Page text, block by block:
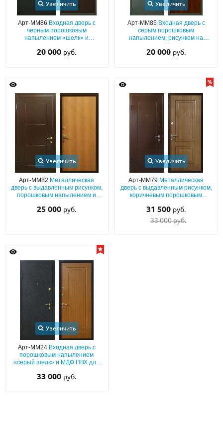
Увеличить
Арт-ММ86 Входная дверь с
черным порошковым
напылением «шелк» и
теплоизоляцией
20 000 руб.
Увеличить
Арт-ММ85 Входная дверь с
серым порошковым
напылением, рисунком на
звукоизоляцией
20 000 руб.
Увеличить
Арт-ММ82 Металлическая
дверь с выдавленным рисунком,
порошковым напылением и
25 000 руб.
Увеличить
Арт-ММ79 Металлическая
дверь с выдавленным рисунком,
коричневым порошковым
квартиры
31 500 руб.
33 000 руб.
Увеличить
Арт-ММ24 Входная дверь с
порошковым напылением
«серый шелк» и МДФ ПВХ для
33 000 руб.